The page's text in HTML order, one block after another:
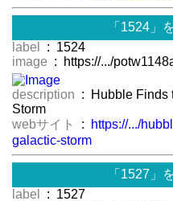
「1524」
label
: 1524
image : https://.../
description : Hubble Finds
Storm
webサイト
:
https://.../
galactic-storm
「1527」
label
: 1527